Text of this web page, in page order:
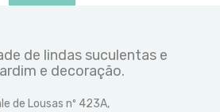
de lindas suculentas e
e decoração.
de Lousas nº 423A,